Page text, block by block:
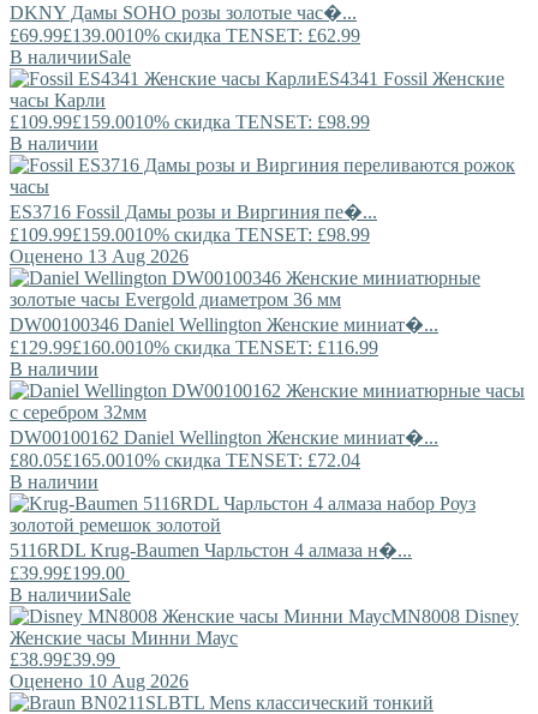
DKNY Дамы SOHO розы золотые час�...
£69.99£139.0010% скидка TENSET: £62.99
В наличииSale
ES4341 Fossil Женские
часы Карли
£109.99£159.0010% скидка TENSET: £98.99
В наличии
ES3716 Fossil Дамы розы и Виргиния пе�...
£109.99£159.0010% скидка TENSET: £98.99
Оценено 13 Aug 2026
DW00100346 Daniel Wellington Женские миниат�...
£129.99£160.0010% скидка TENSET: £116.99
В наличии
DW00100162 Daniel Wellington Женские миниат�...
£80.05£165.0010% скидка TENSET: £72.04
В наличии
5116RDL Krug-Baumen Чарльстон 4 алмаза н�...
£39.99£199.00
В наличииSale
MN8008 Disney
Женские часы Минни Маус
£38.99£39.99
Оценено 10 Aug 2026